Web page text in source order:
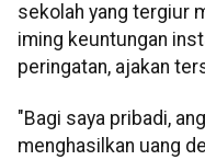
sekolah yang tergiur
iming keuntungan
peringatan, ajakan
"Bagi saya pribadi,
menghasilkan uang